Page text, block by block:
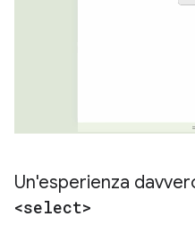
Un'esperienza
<select>